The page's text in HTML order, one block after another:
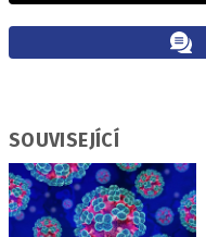
SOUVISEJÍCÍ